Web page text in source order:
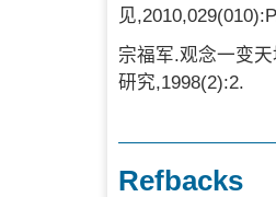
见
宗福军.观念一变
研究,1998(2):2.
Refbacks